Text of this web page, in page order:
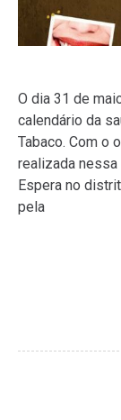
O dia 31 de
calendário da
Tabaco. Com o
realizada nessa
Espera no
pela